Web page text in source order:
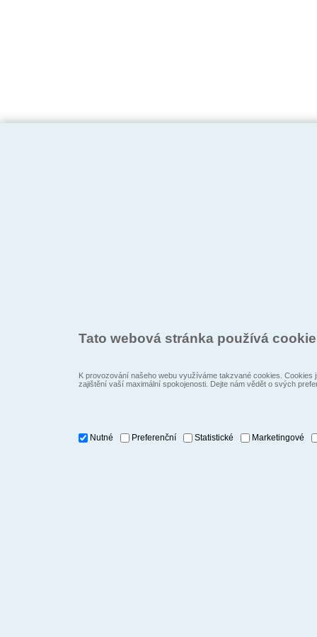
Tato webová stránka používá
K provozování našeho webu využíváme takzvané cookies.
zajištění vaší maximální spokojenosti. Dejte nám vědět o svých
Nutné Preferenční Statistické Marketingové